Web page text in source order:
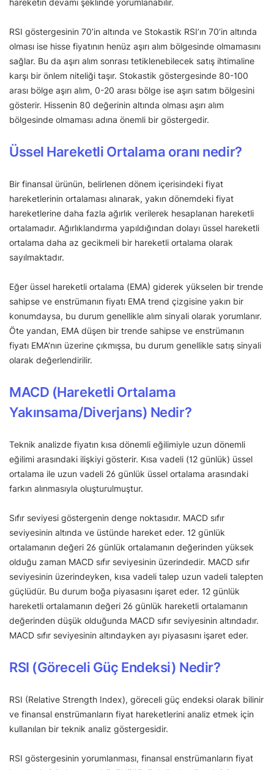
RSI göstergesinin 70’in altında ve Stokastik RSI’ın 70’in altında
olması ise hisse fiyatının henüz aşırı alım bölgesinde olmamasını
sağlar. Bu da aşırı alım sonrası tetiklenebilecek satış ihtimaline
karşı bir önlem niteliği taşır. Stokastik göstergesinde 80-100
arası bölge aşırı alım, 0-20 arası bölge ise aşırı satım bölgesini
gösterir. Hissenin 80 değerinin altında olması aşırı alım
bölgesinde olmaması adına önemli bir göstergedir.
Üssel Hareketli Ortalama oranı nedir?
Bir finansal ürünün, belirlenen dönem içerisindeki fiyat
hareketlerinin ortalaması alınarak, yakın dönemdeki fiyat
hareketlerine daha fazla ağırlık verilerek hesaplanan hareketli
ortalamadır. Ağırlıklandırma yapıldığından dolayı üssel hareketli
ortalama daha az gecikmeli bir hareketli ortalama olarak
sayılmaktadır.
Eğer üssel hareketli ortalama (EMA) giderek yükselen bir trende
sahipse ve enstrümanın fiyatı EMA trend çizgisine yakın bir
konumdaysa, bu durum genellikle alım sinyali olarak yorumlanır.
Öte yandan, EMA düşen bir trende sahipse ve enstrümanın
fiyatı EMA’nın üzerine çıkmışsa, bu durum genellikle satış sinyali
olarak değerlendirilir.
MACD (Hareketli Ortalama
Yakınsama/Diverjans) Nedir?
Teknik analizde fiyatın kısa dönemli eğilimiyle uzun dönemli
eğilimi arasındaki ilişkiyi gösterir. Kısa vadeli (12 günlük) üssel
ortalama ile uzun vadeli 26 günlük üssel ortalama arasındaki
farkın alınmasıyla oluşturulmuştur.
Sıfır seviyesi göstergenin denge noktasıdır. MACD sıfır
seviyesinin altında ve üstünde hareket eder. 12 günlük
ortalamanın değeri 26 günlük ortalamanın değerinden yüksek
olduğu zaman MACD sıfır seviyesinin üzerindedir. MACD sıfır
seviyesinin üzerindeyken, kısa vadeli talep uzun vadeli talepten
güçlüdür. Bu durum boğa piyasasını işaret eder. 12 günlük
hareketli ortalamanın değeri 26 günlük hareketli ortalamanın
değerinden düşük olduğunda MACD sıfır seviyesinin altındadır.
MACD sıfır seviyesinin altındayken ayı piyasasını işaret eder.
RSI (Göreceli Güç Endeksi) Nedir?
RSI (Relative Strength Index), göreceli güç endeksi olarak bilinir
ve finansal enstrümanların fiyat hareketlerini analiz etmek için
kullanılan bir teknik analiz göstergesidir.
RSI göstergesinin yorumlanması, finansal enstrümanların fiyat